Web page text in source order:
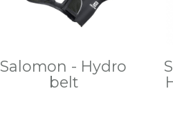
Salomon - Hydro
belt